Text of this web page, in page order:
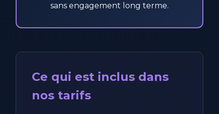
sans engagement long terme.
Ce qui est inclus dans
nos tarifs